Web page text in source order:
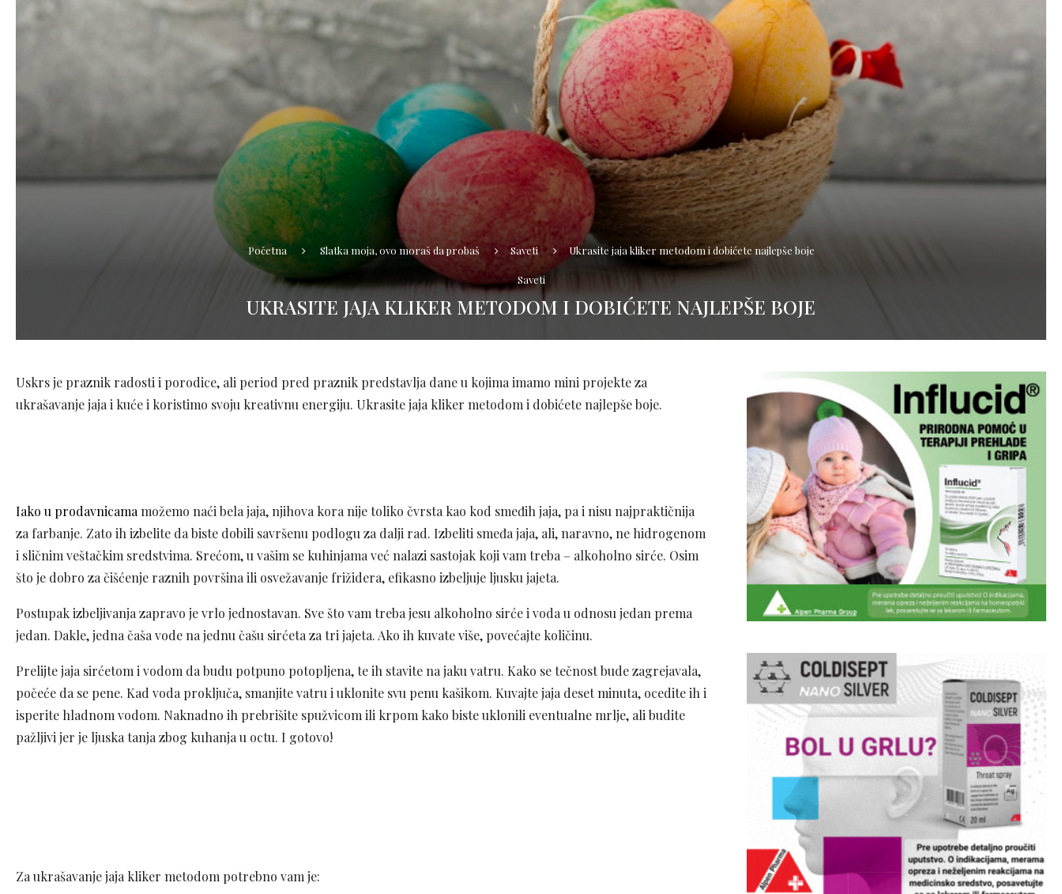
Početna Slatka moja, ovo moraš da probaš Saveti Ukrasite jaja kliker metodom i dobićete najlepše boje
Saveti
UKRASITE JAJA KLIKER METODOM I DOBIĆETE NAJLEPŠE BOJE
Uskrs je praznik radosti i porodice, ali period pred praznik predstavlja dane u kojima imamo mini projekte za
ukrašavanje jaja i kuće i koristimo svoju kreativnu energiju. Ukrasite jaja kliker metodom i dobićete najlepše boje.
Iako u prodavnicama možemo naći bela jaja, njihova kora nije toliko čvrsta kao kod smeđih jaja, pa i nisu najpraktičnija
za farbanje. Zato ih izbelite da biste dobili savršenu podlogu za dalji rad. Izbeliti smeđa jaja, ali, naravno, ne hidrogenom
i sličnim veštačkim sredstvima. Srećom, u vašim se kuhinjama već nalazi sastojak koji vam treba – alkoholno sirće. Osim
što je dobro za čišćenje raznih površina ili osvežavanje frižidera, efikasno izbeljuje ljusku jajeta.
Postupak izbeljivanja zapravo je vrlo jednostavan. Sve što vam treba jesu alkoholno sirće i voda u odnosu jedan prema
jedan. Dakle, jedna čaša vode na jednu čašu sirćeta za tri jajeta. Ako ih kuvate više, povećajte količinu.
Prelijte jaja sirćetom i vodom da budu potpuno potopljena, te ih stavite na jaku vatru. Kako se tečnost bude zagrejavala,
počeće da se pene. Kad voda proključa, smanjite vatru i uklonite svu penu kašikom. Kuvajte jaja deset minuta, ocedite ih i
isperite hladnom vodom. Naknadno ih prebrišite spužvicom ili krpom kako biste uklonili eventualne mrlje, ali budite
pažljivi jer je ljuska tanja zbog kuhanja u octu. I gotovo!
Za ukrašavanje jaja kliker metodom potrebno vam je: